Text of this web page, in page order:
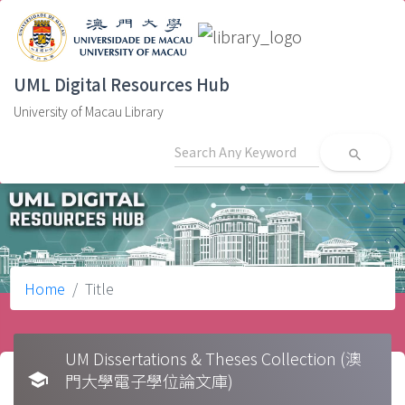
UML Digital Resources Hub
University of Macau Library
search
Home Title
school
UM Dissertations & Theses Collection (澳
門大學電子學位論文庫)